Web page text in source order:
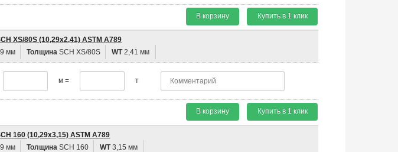
В корзину Купить в 1 клик
XS/80S (10,29х2,41) ASTM A789
мм Толщина SCH XS/80S WT2,41 мм
м = т
В корзину Купить в 1 клик
160 (10,29х3,15) ASTM A789
мм Толщина SCH 160 WT3,15 мм